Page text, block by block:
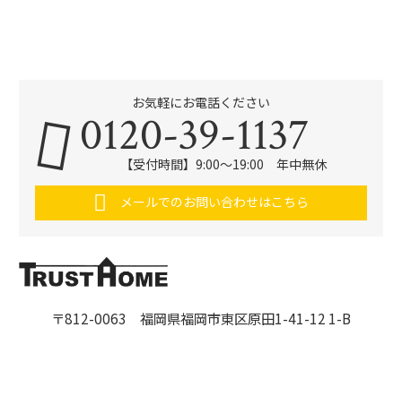
〒812-0063 福岡県福岡市東区原田1-41-12 1-B
お気軽にお電話ください
0120-39-1137
【受付時間】9:00～19:00 年中無休
メールでのお問い合わせはこちら